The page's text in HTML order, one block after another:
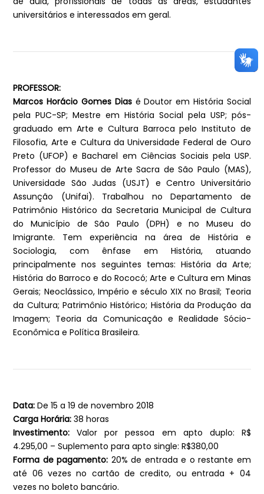
universitários e interessados em geral.
PROFESSOR:
Marcos Horácio Gomes Diasé Doutor em História Social
pela PUC-SP; Mestre em História Social pela USP; pós-
graduado em Arte e Cultura Barroca pelo Instituto de
Filosofia, Arte e Cultura da Universidade Federal de Ouro
Preto (UFOP) e Bacharel em Ciências Sociais pela USP.
Professor do Museu de Arte Sacra de São Paulo (MAS),
Universidade São Judas (USJT) e Centro Universitário
Assunção (Unifai). Trabalhou no Departamento de
Patrimônio Histórico da Secretaria Municipal de Cultura
do Município de São Paulo (DPH) e no Museu do
Imigrante. Tem experiência na área de História e
Sociologia, com ênfase em História, atuando
principalmente nos seguintes temas: História da Arte;
História do Barroco e do Rococó; Arte e Cultura em Minas
Gerais; Neoclássico, Império e século XIX no Brasil; Teoria
da Cultura; Patrimônio Histórico; História da Produção da
Imagem; Teoria da Comunicação e Realidade Sócio-
Econômica e Política Brasileira.
Data:De 15 a 19 de novembro 2018
Carga Horária:38 horas
Investimento:Valor por pessoa em apto duplo: R$
4.295,00 – Suplemento para apto single: R$380,00
Forma de pagamento: 20% de entrada e o restante em
até 06 vezes no cartão de credito, ou entrada + 04
vezes no boleto bancário.